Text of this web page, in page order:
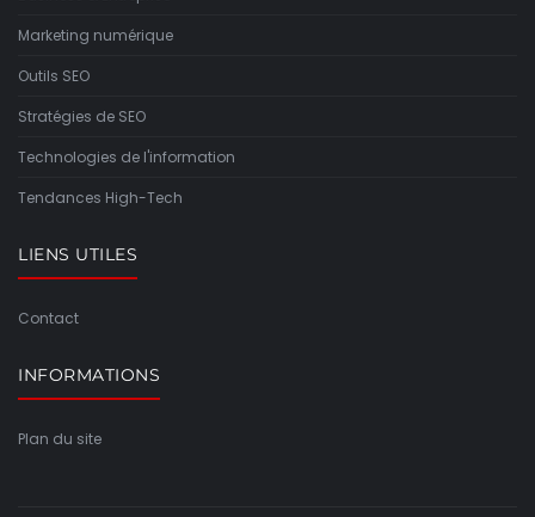
Marketing numérique
Outils SEO
Stratégies de SEO
Technologies de l'information
Tendances High-Tech
LIENS UTILES
Contact
INFORMATIONS
Plan du site